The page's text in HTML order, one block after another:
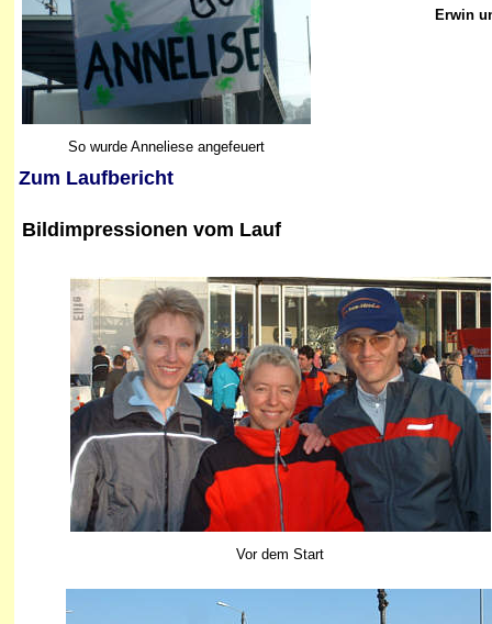
So wurde Anneliese angefeuert
Erwin
Zum Laufbericht
Bildimpressionen vom Lauf
Vor dem Start